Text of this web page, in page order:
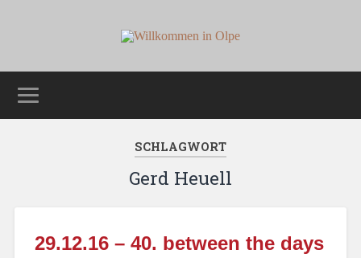
SCHLAGWORT
Gerd Heuell
29.12.16 – 40. between the days